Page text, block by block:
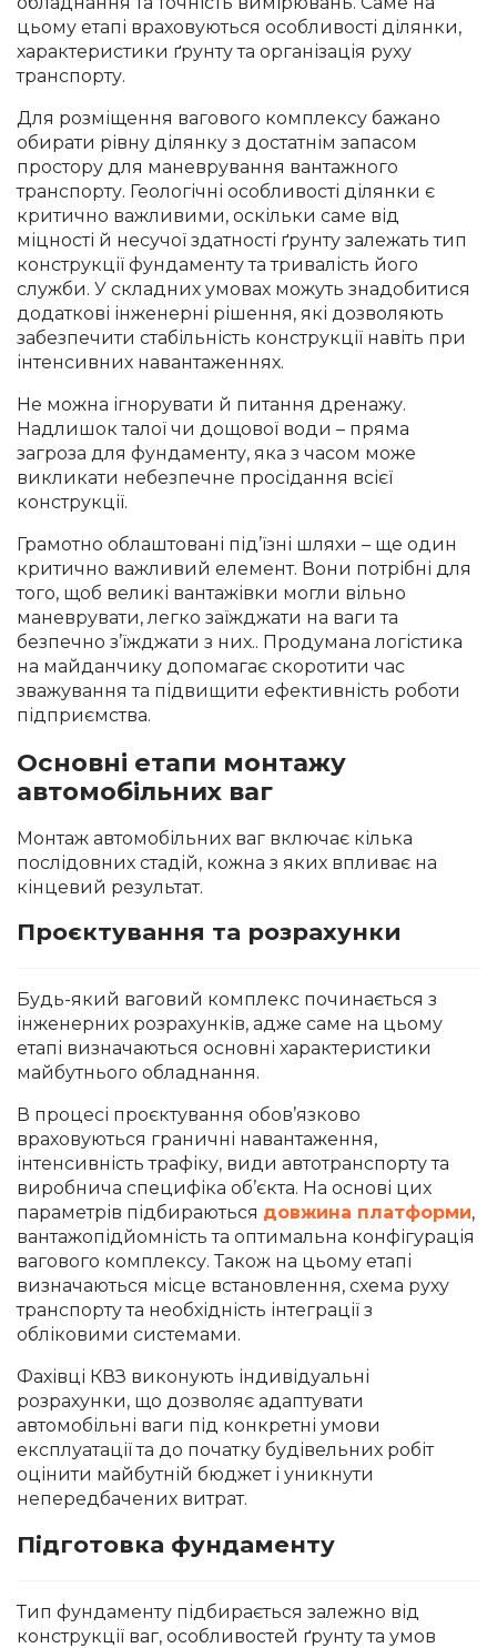
цьому етапі враховуються особливості ділянки,
характеристики ґрунту та організація руху
транспорту.
Для розміщення вагового комплексу бажано
обирати рівну ділянку з достатнім запасом
простору для маневрування вантажного
транспорту. Геологічні особливості ділянки є
критично важливими, оскільки саме від
міцності й несучої здатності ґрунту залежать тип
конструкції фундаменту та тривалість його
служби. У складних умовах можуть знадобитися
додаткові інженерні рішення, які дозволяють
забезпечити стабільність конструкції навіть при
інтенсивних навантаженнях.
Не можна ігнорувати й питання дренажу.
Надлишок талої чи дощової води – пряма
загроза для фундаменту, яка з часом може
викликати небезпечне просідання всієї
конструкції.
Грамотно облаштовані під’їзні шляхи – ще один
критично важливий елемент. Вони потрібні для
того, щоб великі вантажівки могли вільно
маневрувати, легко заїжджати на ваги та
безпечно з’їжджати з них.. Продумана логістика
на майданчику допомагає скоротити час
зважування та підвищити ефективність роботи
підприємства.
Основні етапи монтажу
автомобільних ваг
Монтаж автомобільних ваг включає кілька
послідовних стадій, кожна з яких впливає на
кінцевий результат.
Проєктування та розрахунки
Будь-який ваговий комплекс починається з
інженерних розрахунків, адже саме на цьому
етапі визначаються основні характеристики
майбутнього обладнання.
В процесі проєктування обов’язково
враховуються граничні навантаження,
інтенсивність трафіку, види автотранспорту та
виробнича специфіка об’єкта. На основі цих
параметрів підбираються довжина платформи,
вантажопідйомність та оптимальна конфігурація
вагового комплексу. Також на цьому етапі
визначаються місце встановлення, схема руху
транспорту та необхідність інтеграції з
обліковими системами.
Фахівці КВЗ виконують індивідуальні
розрахунки, що дозволяє адаптувати
автомобільні ваги під конкретні умови
експлуатації та до початку будівельних робіт
оцінити майбутній бюджет і уникнути
непередбачених витрат.
Підготовка фундаменту
Тип фундаменту підбирається залежно від
конструкції ваг, особливостей ґрунту та умов